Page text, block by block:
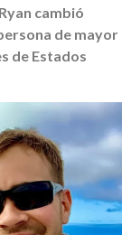
cambió
de mayor
de Estados